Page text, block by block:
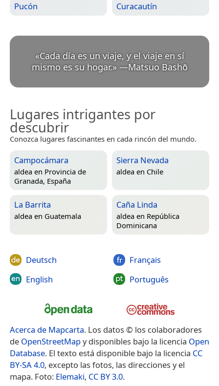
Pucón Curacautín
«Cada día es un viaje, y el viaje en sí
mismo es su hogar.» —Matsuo Bashō
Lugares intrigantes por
descubrir
Conozca lugares fascinantes en cada rincón del mundo.
Campocámara
aldea en Provincia de
Granada, España
Sierra Nevada
aldea en Chile
La Barrita
aldea en Guatemala
Caña Linda
aldea en República
Dominicana
Deutsch
English
Français
Português
Acerca de Mapcarta. Los datos © los colaboradores
de OpenStreetMapy disponibles bajo la licencia Open
Database. El texto está disponible bajo la licencia CC
BY-SA 4.0, excepto las fotos, las direcciones y el
mapa. Foto: Elemaki, CC BY 3.0.